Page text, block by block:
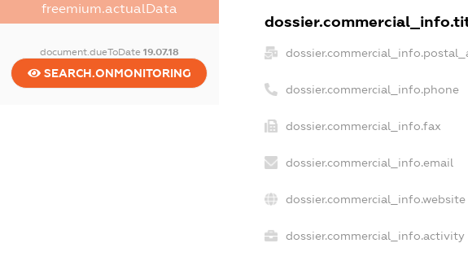
freemium.actualData
document.dueToDate 19.07.18
SEARCH.ONMONITORING
dossier.commercial_info.phone
dossier.commercial_info.fax
dossier.commercial_info.email
dossier.commercial_info.website
dossier.commercial_info.activity